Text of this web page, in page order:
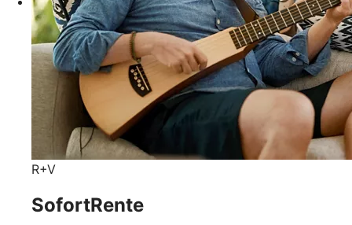
R+V
SofortRente